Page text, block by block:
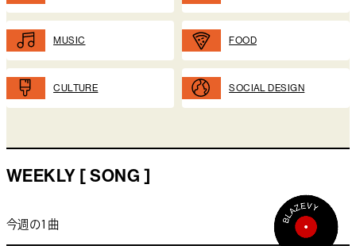
MUSIC FOOD
CULTURE SOCIAL DESIGN
WEEKLY [ SONG ]
今週の1曲